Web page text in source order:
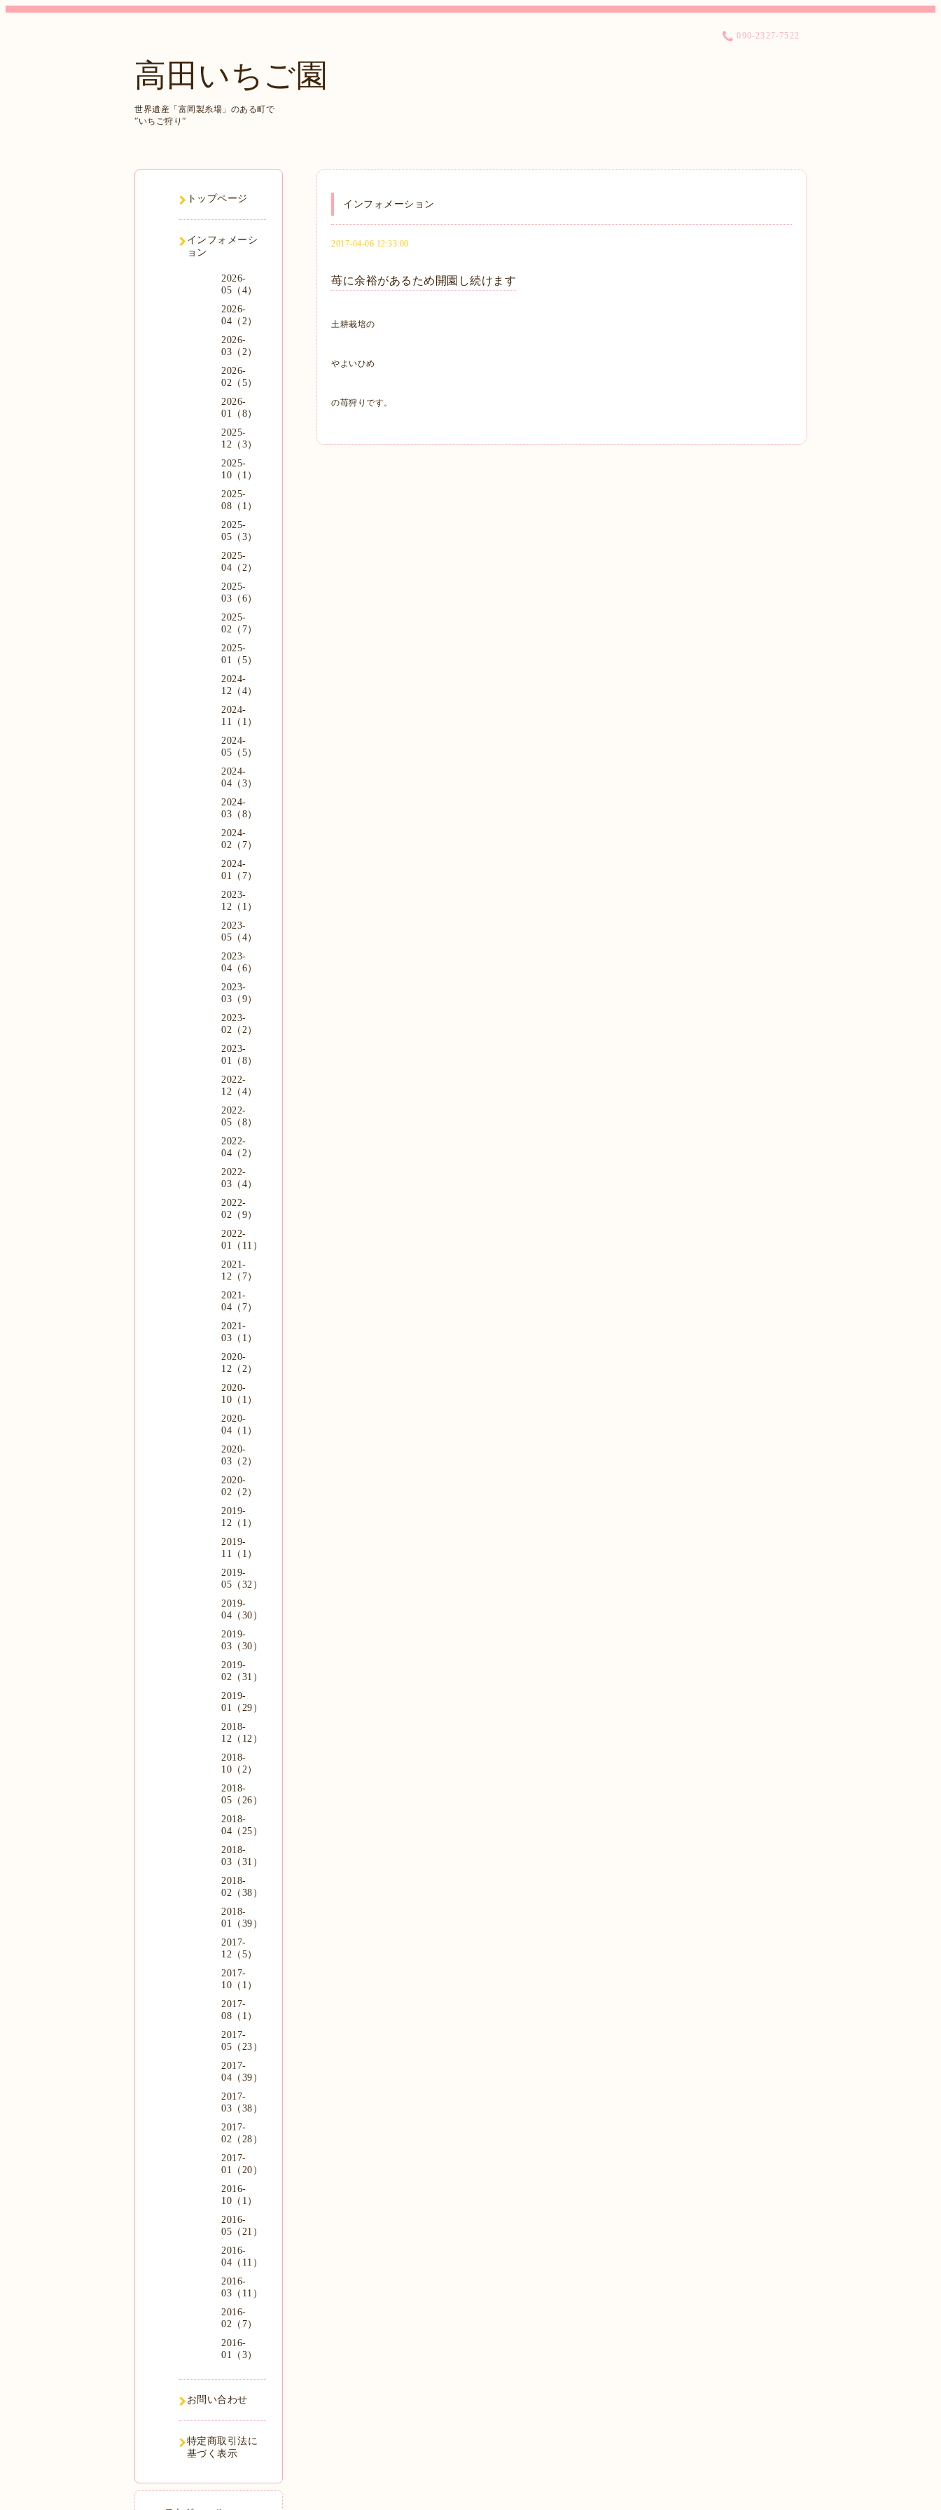
高田いちご園
世界遺産「富岡製糸場」のある町で
”いちご狩り”
090-2327-7522
インフォメーション
2017-04-06 12:33:00
苺に余裕があるため開園し続けます
土耕栽培の
やよいひめ
の苺狩りです。
トップページ
インフォメーシ
ョン
2026-
05（4）
2026-
04（2）
2026-
03（2）
2026-
02（5）
2026-
01（8）
2025-
12（3）
2025-
10（1）
2025-
08（1）
2025-
05（3）
2025-
04（2）
2025-
03（6）
2025-
02（7）
2025-
01（5）
2024-
12（4）
2024-
11（1）
2024-
05（5）
2024-
04（3）
2024-
03（8）
2024-
02（7）
2024-
01（7）
2023-
12（1）
2023-
05（4）
2023-
04（6）
2023-
03（9）
2023-
02（2）
2023-
01（8）
2022-
12（4）
2022-
05（8）
2022-
04（2）
2022-
03（4）
2022-
02（9）
2022-
01（11）
2021-
12（7）
2021-
04（7）
2021-
03（1）
2020-
12（2）
2020-
10（1）
2020-
04（1）
2020-
03（2）
2020-
02（2）
2019-
12（1）
2019-
11（1）
2019-
05（32）
2019-
04（30）
2019-
03（30）
2019-
02（31）
2019-
01（29）
2018-
12（12）
2018-
10（2）
2018-
05（26）
2018-
04（25）
2018-
03（31）
2018-
02（38）
2018-
01（39）
2017-
12（5）
2017-
10（1）
2017-
08（1）
2017-
05（23）
2017-
04（39）
2017-
03（38）
2017-
02（28）
2017-
01（20）
2016-
10（1）
2016-
05（21）
2016-
04（11）
2016-
03（11）
2016-
02（7）
2016-
01（3）
お問い合わせ
特定商取引法に
基づく表示